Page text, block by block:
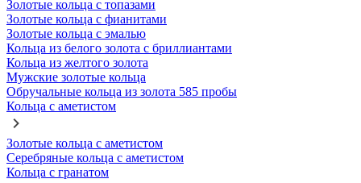
Золотые кольца с топазами
Золотые кольца с фианитами
Золотые кольца с эмалью
Кольца из белого золота с бриллиантами
Кольца из желтого золота
Мужские золотые кольца
Обручальные кольца из золота 585 пробы
Кольца с аметистом
Золотые кольца с аметистом
Серебряные кольца с аметистом
Кольца с гранатом